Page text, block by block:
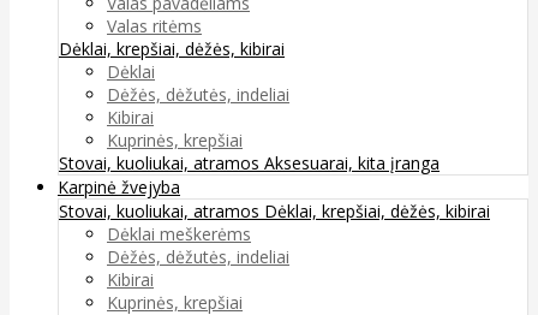
Valas ritėms
Dėklai, krepšiai, dėžės, kibirai
Dėklai
Dėžės, dėžutės, indeliai
Kibirai
Kuprinės, krepšiai
Stovai, kuoliukai, atramos Aksesuarai, kita įranga
Karpinė žvejyba
Stovai, kuoliukai, atramos Dėklai, krepšiai, dėžės, kibirai
Dėklai meškerėms
Dėžės, dėžutės, indeliai
Kibirai
Kuprinės, krepšiai